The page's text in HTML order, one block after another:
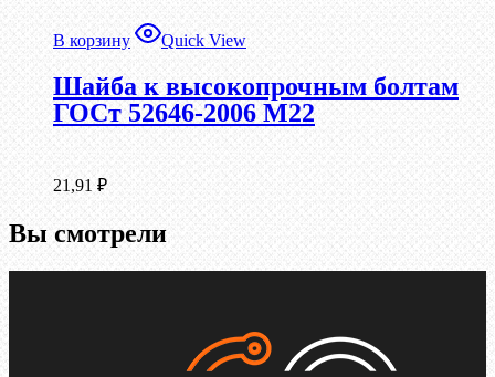
В корзину Quick View
Шайба к высокопрочным болтам
ГОСт 52646-2006 М22
21,91 ₽
Вы смотрели